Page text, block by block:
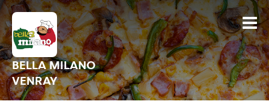
BELLA MILANO
VENRAY